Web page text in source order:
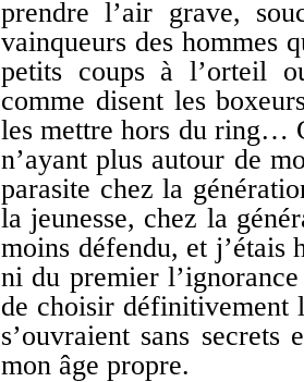
prendre l’air grave,
vainqueurs des hommes
petits coups à l’orteil
comme disent les
les mettre hors du ring…
n’ayant plus autour de
parasite chez la
la jeunesse, chez la
moins défendu, et j’étais
ni du premier
de choisir définitivement
s’ouvraient sans
mon âge propre.